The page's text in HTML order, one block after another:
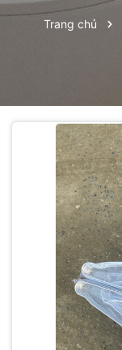
Trang chủ